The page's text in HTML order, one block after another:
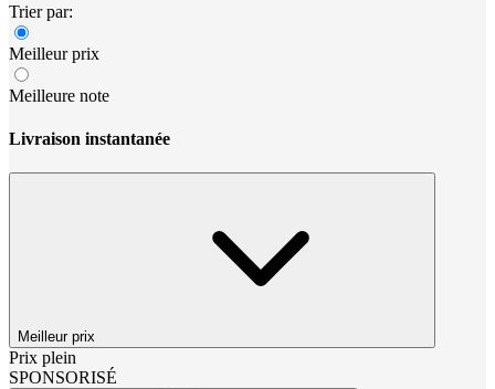
Trier par:
Meilleur prix
Meilleure note
Livraison instantanée
Meilleur prix
Prix plein
SPONSORISÉ